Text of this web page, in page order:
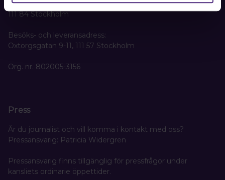
Box 1419
111 84 Stockholm
Besöks- och leveransadress:
Oxtorgsgatan 9-11, 111 57 Stockholm
Org. nr. 802005-3156
Press
Är du journalist och vill komma i kontakt med oss?
Pressansvarig: Patricia Widergren
Pressansvarig finns tillgänglig för pressfrågor under
kansliets ordinarie öppettider.